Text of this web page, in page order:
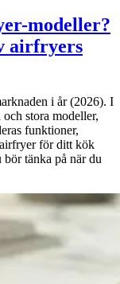
modeller?
airfryers
i år (2026). I
stora modeller,
funktioner,
för ditt kök
tänka på när du